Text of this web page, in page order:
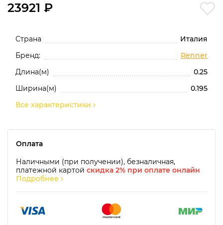
Страна
Италия
Бренд:
Renner
Длина(м)
0.25
Ширина(м)
0.195
Все характеристики
23921 ₽
Оплата
Наличными (при получении), безналичная,
платежной картой скидка 2% при оплате онлайн
Подробнее